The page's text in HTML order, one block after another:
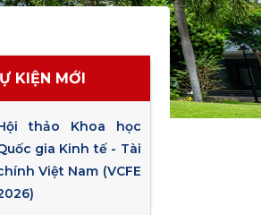
KIỆN MỚI
thảo Khoa học
gia Kinh tế - Tài
Việt Nam (VCFE